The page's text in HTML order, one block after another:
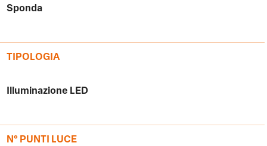
Sponda
TIPOLOGIA
Illuminazione LED
N° PUNTI LUCE